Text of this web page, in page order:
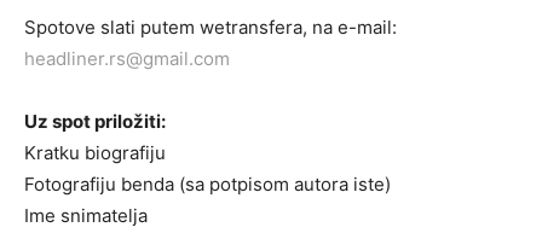
Spotove slati putem wetransfera, na e-mail:
headliner.rs@gmail.com
Uz spot priložiti:
Kratku biografiju
Fotografiju benda (sa potpisom autora iste)
Ime snimatelja